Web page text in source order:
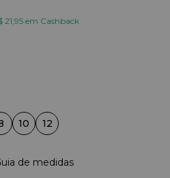
21,95 em Cashback
10 12
de medidas